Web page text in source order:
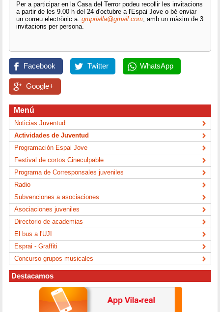
Per a participar en la Casa del Terror podeu recollir les invitacions
a partir de les 9.00 h del 24 d'octubre a l'Espai Jove o bé enviar
un correu electrònic a: gruprialla@gmail.com, amb un màxim de 3
invitacions per persona.
Facebook Twitter WhatsApp
Google+
Menú
Noticias Juventud
Actividades de Juventud
Programación Espai Jove
Festival de cortos Cineculpable
Programa de Corresponsales juveniles
Radio
Subvenciones a asociaciones
Asociaciones juveniles
Directorio de academias
El bus a l'UJI
Esprai - Graffiti
Concurso grupos musicales
Destacamos